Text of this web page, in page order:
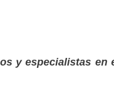
y especialistas en